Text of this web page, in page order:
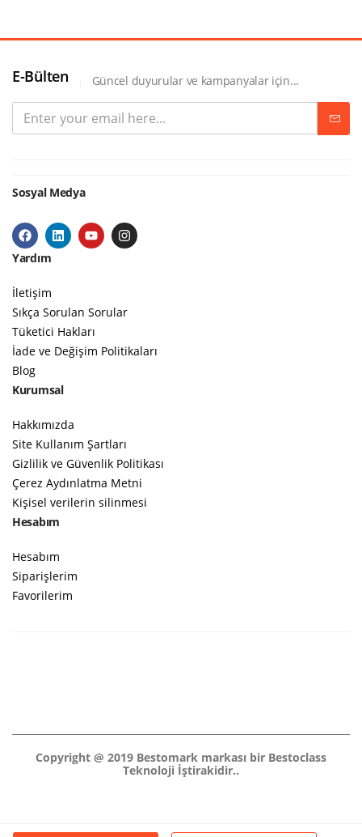
E-Bülten Güncel duyurular ve kampanyalar için...
Sosyal Medya
Yardım
İletişim
Sıkça Sorulan Sorular
Tüketici Hakları
İade ve Değişim Politikaları
Blog
Kurumsal
Hakkımızda
Site Kullanım Şartları
Gizlilik ve Güvenlik Politikası
Çerez Aydınlatma Metni
Kişisel verilerin silinmesi
Hesabım
Hesabım
Siparişlerim
Favorilerim
Copyright @ 2019 Bestomark markası bir Bestoclass
Teknoloji İştirakidir..